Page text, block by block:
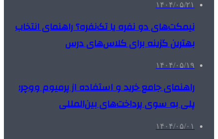
۱۴۰۴/۰۵/۲۱
نیمکت‌های دو نفره یا تک‌نفره؟ راهنمای انتخاب
بهترین گزینه برای کلاس‌های درس
۱۴۰۴/۰۵/۱۹
راهنمای جامع خرید و استفاده از پرمیوم ووچر؛
پلی به سوی پرداخت‌های بین‌المللی
۱۴۰۴/۰۵/۰۱